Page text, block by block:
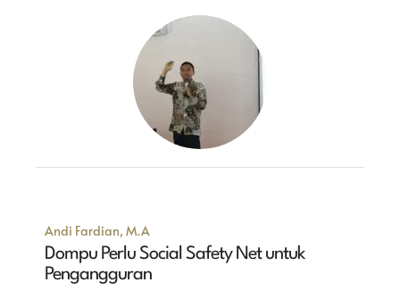
Andi Fardian, M.A
Dompu Perlu Social Safety Net untuk
Pengangguran